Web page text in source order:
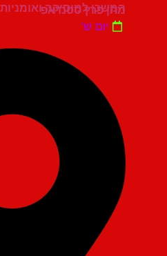
המשכן למוסיקה ואומניות רעננה
מתן פרץ סטנדאפ
יום ש'